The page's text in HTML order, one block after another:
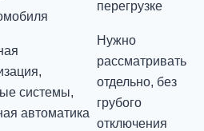
перегрузке
системы,
автоматика
Нужно
рассматривать
отдельно, без
грубого
отключения